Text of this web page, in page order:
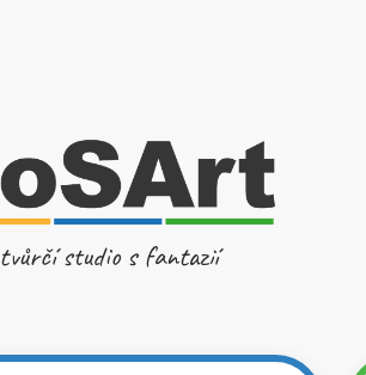
tvůrčí studio s fantazií